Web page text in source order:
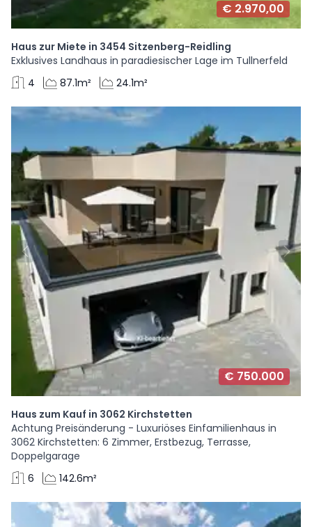
€ 2.970,00
Haus zur Miete in 3454 Sitzenberg-Reidling
Exklusives Landhaus in paradiesischer Lage im Tullnerfeld
4
87.1m² 24.1m²
€ 750.000
Haus zum Kauf in 3062 Kirchstetten
Achtung Preisänderung - Luxuriöses Einfamilienhaus in
3062 Kirchstetten: 6 Zimmer, Erstbezug, Terrasse,
Doppelgarage
6
142.6m²